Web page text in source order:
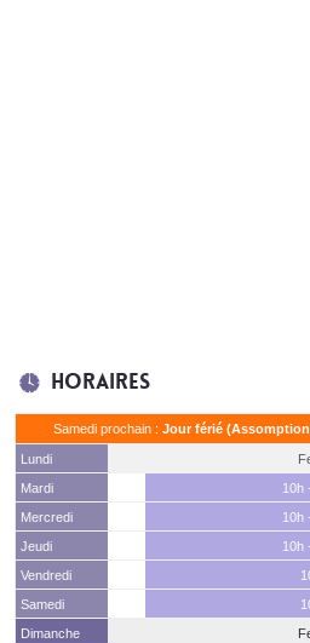
Horaires
Samedi prochain : Jour férié
Lundi
Mardi
10h
Mercredi
10h
Jeudi
10h
Vendredi
Samedi
Dimanche